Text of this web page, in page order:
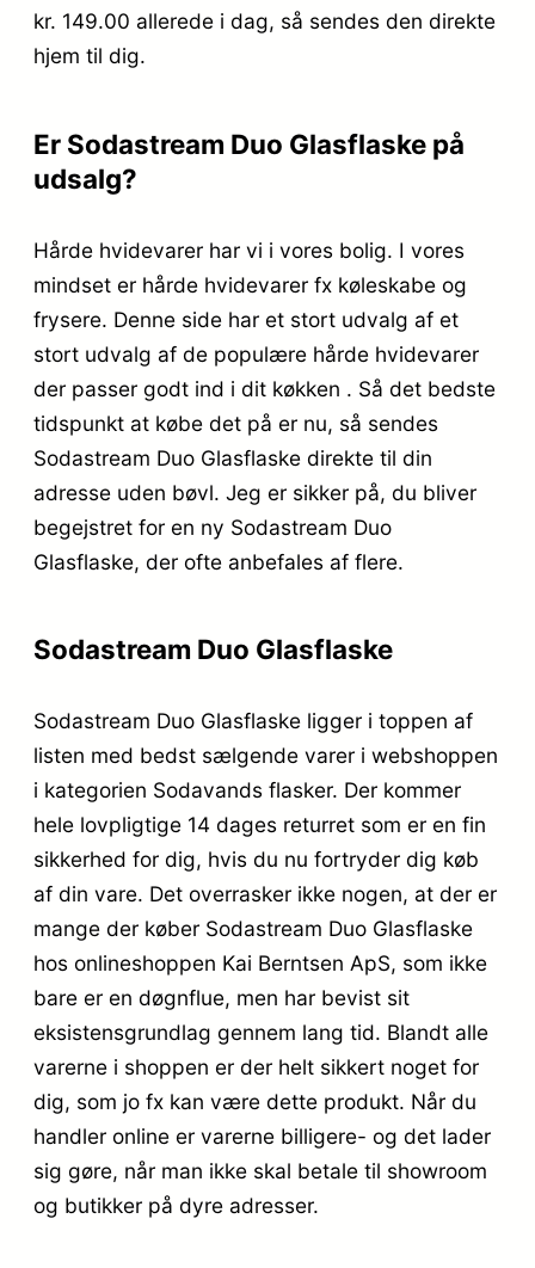
kr. 149.00 allerede i dag, så sendes den direkte
hjem til dig.
Er Sodastream Duo Glasflaske på
udsalg?
Hårde hvidevarer har vi i vores bolig. I vores
mindset er hårde hvidevarer fx køleskabe og
frysere. Denne side har et stort udvalg af et
stort udvalg af de populære hårde hvidevarer
der passer godt ind i dit køkken . Så det bedste
tidspunkt at købe det på er nu, så sendes
Sodastream Duo Glasflaske direkte til din
adresse uden bøvl. Jeg er sikker på, du bliver
begejstret for en ny Sodastream Duo
Glasflaske, der ofte anbefales af flere.
Sodastream Duo Glasflaske
Sodastream Duo Glasflaske ligger i toppen af
listen med bedst sælgende varer i webshoppen
i kategorien Sodavands flasker. Der kommer
hele lovpligtige 14 dages returret som er en fin
sikkerhed for dig, hvis du nu fortryder dig køb
af din vare. Det overrasker ikke nogen, at der er
mange der køber Sodastream Duo Glasflaske
hos onlineshoppen Kai Berntsen ApS, som ikke
bare er en døgnflue, men har bevist sit
eksistensgrundlag gennem lang tid. Blandt alle
varerne i shoppen er der helt sikkert noget for
dig, som jo fx kan være dette produkt. Når du
handler online er varerne billigere- og det lader
sig gøre, når man ikke skal betale til showroom
og butikker på dyre adresser.